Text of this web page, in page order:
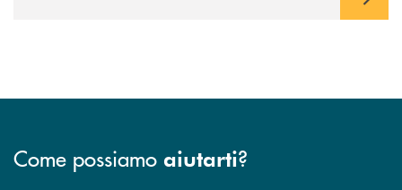
Come possiamo aiutarti?